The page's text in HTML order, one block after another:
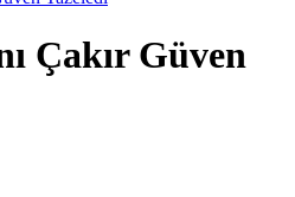
Çakır Güven